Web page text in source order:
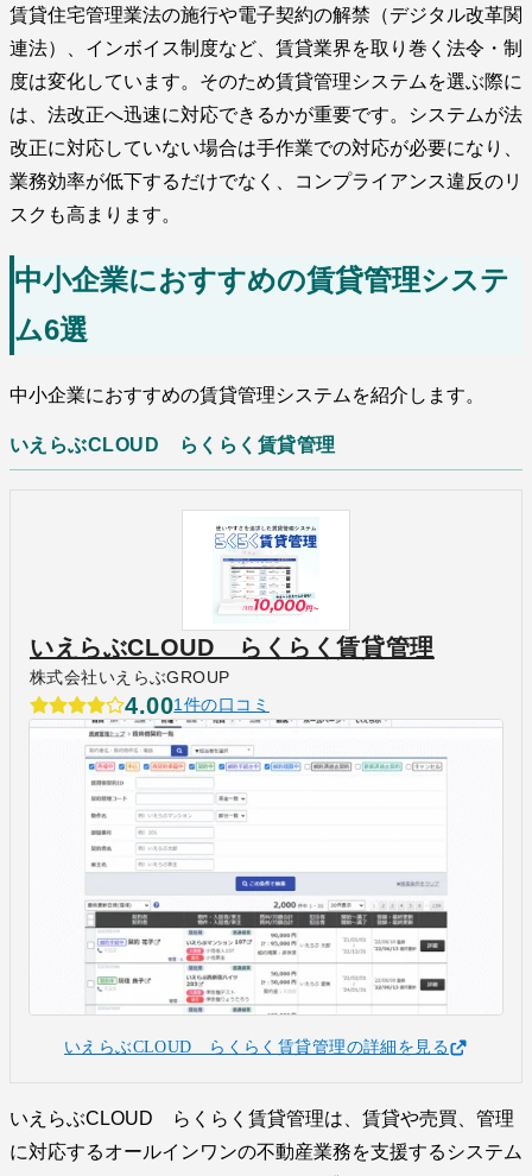
賃貸住宅管理業法の施行や電子契約の解禁（デジタル改革関
連法）、インボイス制度など、賃貸業界を取り巻く法令・制
度は変化しています。そのため賃貸管理システムを選ぶ際に
は、法改正へ迅速に対応できるかが重要です。システムが法
改正に対応していない場合は手作業での対応が必要になり、
業務効率が低下するだけでなく、コンプライアンス違反のリ
スクも高まります。
中小企業におすすめの賃貸管理システ
ム6選
中小企業におすすめの賃貸管理システムを紹介します。
いえらぶCLOUD らくらく賃貸管理
いえらぶCLOUD らくらく賃貸管理
株式会社いえらぶGROUP
4.001件の口コミ
いえらぶCLOUD らくらく賃貸管理の詳細を見る
いえらぶCLOUD らくらく賃貸管理は、賃貸や売買、管理
に対応するオールインワンの不動産業務を支援するシステム